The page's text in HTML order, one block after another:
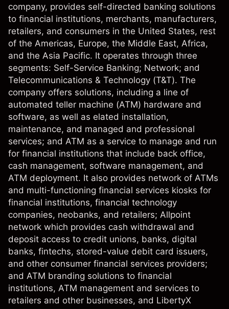
company, provides self-directed banking solutions
to financial institutions, merchants, manufacturers,
retailers, and consumers in the United States, rest
of the Americas, Europe, the Middle East, Africa,
and the Asia Pacific. It operates through three
segments: Self-Service Banking; Network; and
Telecommunications & Technology (T&T). The
company offers solutions, including a line of
automated teller machine (ATM) hardware and
software, as well as elated installation,
maintenance, and managed and professional
services; and ATM as a service to manage and run
for financial institutions that include back office,
cash management, software management, and
ATM deployment. It also provides network of ATMs
and multi-functioning financial services kiosks for
financial institutions, financial technology
companies, neobanks, and retailers; Allpoint
network which provides cash withdrawal and
deposit access to credit unions, banks, digital
banks, fintechs, stored-value debit card issuers,
and other consumer financial services providers;
and ATM branding solutions to financial
institutions, ATM management and services to
retailers and other businesses, and LibertyX